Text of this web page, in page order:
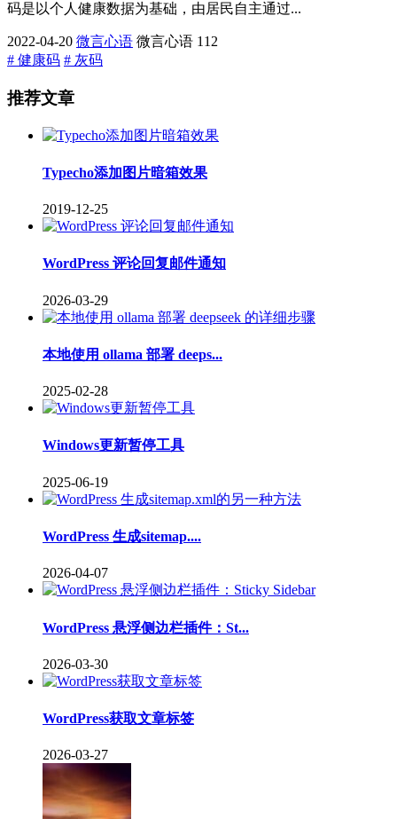
码是以个人健康数据为基础，由居民自主通过...
2022-04-20 微言心语 微言心语 112
# 健康码 # 灰码
推荐文章
Typecho添加图片暗箱效果
2019-12-25
WordPress 评论回复邮件通知
2026-03-29
本地使用 ollama 部署 deeps...
2025-02-28
Windows更新暂停工具
2025-06-19
WordPress 生成sitemap....
2026-04-07
WordPress 悬浮侧边栏插件：St...
2026-03-30
WordPress获取文章标签
2026-03-27